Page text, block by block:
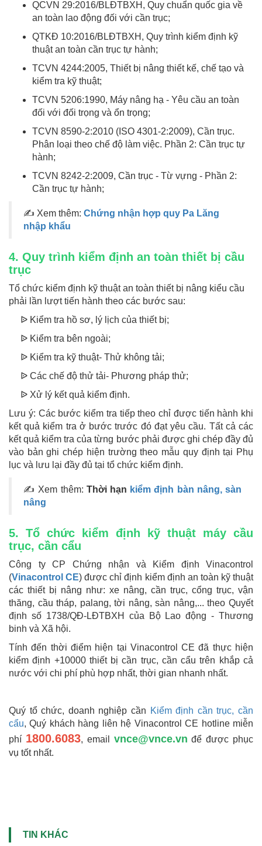
QCVN 29:2016/BLĐTBXH, Quy chuẩn quốc gia về
an toàn lao động đối với cần trục;
QTKĐ 10:2016/BLĐTBXH, Quy trình kiểm định kỹ
thuật an toàn cần trục tự hành;
TCVN 4244:2005, Thiết bị nâng thiết kế, chế tạo và
kiểm tra kỹ thuật;
TCVN 5206:1990, Máy nâng hạ - Yêu cầu an toàn
đối với đối trọng và ổn trọng;
TCVN 8590-2:2010 (ISO 4301-2:2009), Cần trục.
Phân loại theo chế độ làm việc. Phần 2: Cần trục tự
hành;
TCVN 8242-2:2009, Cần trục - Từ vựng - Phần 2:
Cần trục tự hành;
✍ Xem thêm: Chứng nhận hợp quy Pa Lăng
nhập khẩu
4. Quy trình kiểm định an toàn thiết bị cầu
trục
Tổ chức kiểm định kỹ thuật an toàn thiết bị nâng kiểu cầu
phải lần lượt tiến hành theo các bước sau:
ᐉ Kiểm tra hồ sơ, lý lịch của thiết bị;
ᐉ Kiểm tra bên ngoài;
ᐉ Kiểm tra kỹ thuật- Thử không tải;
ᐉ Các chế độ thử tải- Phương pháp thử;
ᐉ Xử lý kết quả kiểm định.
Lưu ý: Các bước kiểm tra tiếp theo chỉ được tiến hành khi
kết quả kiểm tra ở bước trước đó đạt yêu cầu. Tất cả các
kết quả kiểm tra của từng bước phải được ghi chép đầy đủ
vào bản ghi chép hiện trường theo mẫu quy định tại Phụ
lục và lưu lại đầy đủ tại tổ chức kiểm định.
✍ Xem thêm: Thời hạn kiểm định bàn nâng, sàn
nâng
5. Tổ chức kiểm định kỹ thuật máy cầu
trục, cần cẩu
Công ty CP Chứng nhận và Kiểm định Vinacontrol
(Vinacontrol CE) được chỉ định kiểm định an toàn kỹ thuật
các thiết bị nâng như: xe nâng, cần trục, cổng trục, vận
thăng, cầu tháp, palang, tời nâng, sàn nâng,... theo Quyết
định số 1738/QĐ-LĐTBXH của Bộ Lao động - Thương
binh và Xã hội.
Tính đến thời điểm hiện tại Vinacontrol CE đã thực hiện
kiểm định +10000 thiết bị cần trục, cần cẩu trên khắp cả
nước với chi phí phù hợp nhất, thời gian nhanh nhất.
Quý tổ chức, doanh nghiệp cần Kiểm định cần trục, cần
cẩu, Quý khách hàng liên hệ Vinacontrol CE hotline miễn
phí 1800.6083, email vnce@vnce.vn để được phục
vụ tốt nhất.
TIN KHÁC